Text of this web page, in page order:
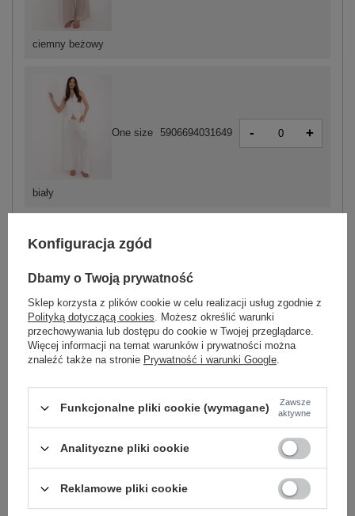
ciemny beżowy
biały
One size 5906694031649 - +
ZALOGUJ SIĘ I ZOBACZ CENĘ
Masz pytanie? Chętnie pomożemy.
Zadzwoń+48 601 547 740 Zadaj pytanie
skład materiału : 70% poliester, 30% wiskoza
Kod produktu
DHJ-KMPL-20882.66
typ produktu
koszula+spodnie
casual
okazja
codzienne
do pracy
wzór
haft
Konfiguracja zgód
Dbamy o Twoją prywatność
Sklep korzysta z plików cookie w celu realizacji usług zgodnie z
Polityką dotyczącą cookies. Możesz określić warunki
przechowywania lub dostępu do cookie w Twojej przeglądarce.
Więcej informacji na temat warunków i prywatności można
znaleźć także na stronie Prywatność i warunki Google.
Funkcjonalne pliki cookie (wymagane)
Zawsze
aktywne
Analityczne pliki cookie
Reklamowe pliki cookie